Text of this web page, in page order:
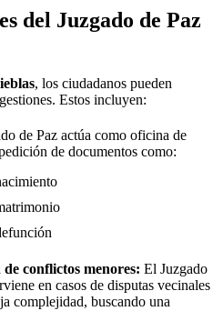
del Juzgado de Paz
, los ciudadanos pueden
Estos incluyen:
de Paz actúa como oficina de
de documentos como:
conflictos menores: El Juzgado
en casos de disputas vecinales
complejidad, buscando una